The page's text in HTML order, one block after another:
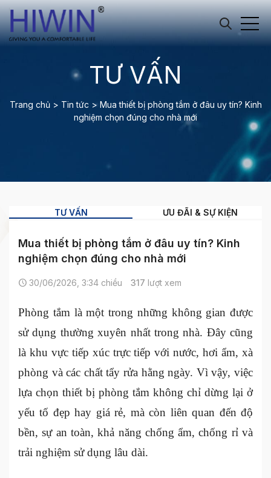
TƯ VẤN
Trang chủ> Tin tức > Mua thiết bị phòng tắm ở đâu uy tín? Kinh
nghiệm chọn đúng cho nhà mới
TƯ VẤN ƯU ĐÃI & SỰ KIỆN
Mua thiết bị phòng tắm ở đâu uy tín? Kinh
nghiệm chọn đúng cho nhà mới
30/06/2026, 3:34 chiều 317 lượt xem
Phòng tắm là một trong những không gian được
sử dụng thường xuyên nhất trong nhà. Đây cũng
là khu vực tiếp xúc trực tiếp với nước, hơi ẩm, xà
phòng và các chất tẩy rửa hằng ngày. Vì vậy, việc
lựa chọn thiết bị phòng tắm không chỉ dừng lại ở
yếu tố đẹp hay giá rẻ, mà còn liên quan đến độ
bền, sự an toàn, khả năng chống ẩm, chống rỉ và
trải nghiệm sử dụng lâu dài.